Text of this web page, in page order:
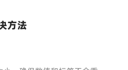
方法